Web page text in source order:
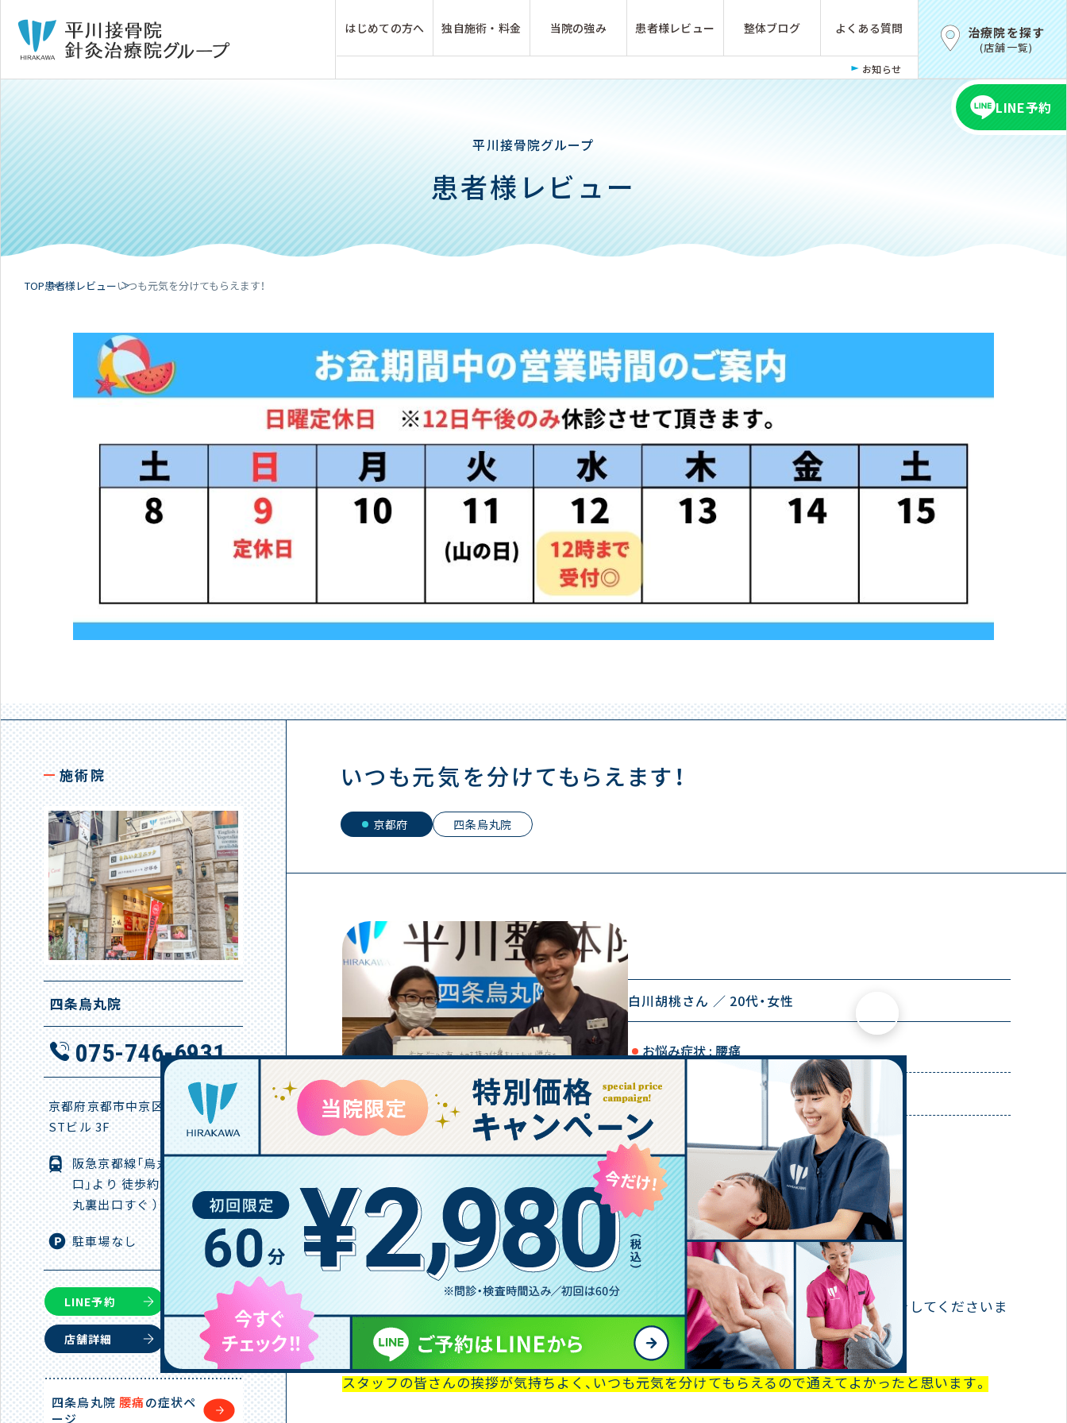
はじめての方へ 独自施術・料金 当院の強み 患者様レビュー 整体ブログ よくある質問
お知らせ
治療院を探す
(店舗一覧)
LINE予約
平川接骨院グループ
患者様レビュー
TOP患者様レビューいつも元気を分けてもらえます！
施術院
四条烏丸院
075-746-6931
京都府京都市中京区西魚屋町605
STビル 3F
阪急京都線「烏丸駅16番出
口」より 徒歩約2分（ 京都大
丸裏出口すぐ ）
駐車場なし
LINE予約
店舗詳細
四条烏丸院 腰痛の症状ペ
ージ
いつも元気を分けてもらえます！
京都府 四条烏丸院
白川胡桃さん 20代 女性
お悩み症状 : 腰痛
施術院 :
患者様からの声
半年前から重いものを持つ仕事をしており、腰痛を感じていました。
腰を早く治したくて検索した結果、平川整体院さんが見つかり受診しました。
腰のこわばりを丁寧にほぐしてくださいました。ハイボルト治療で直截患部に効く施術をしてくださいま
した。
今では腰の痛みがなく、仕事にも支障がありません。
スタッフの皆さんの挨拶が気持ちよく、いつも元気を分けてもらえるので通えてよかったと思います。